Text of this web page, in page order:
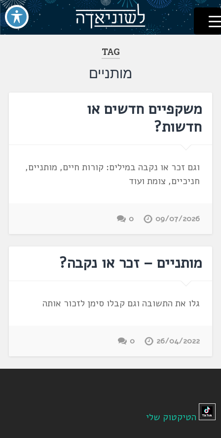
דלג
לתוכן
לשוניאדה
עברית. לשון. שפה
TAG
מותניים
משקפיים חדשים או
חדשות?
וגם זכר או נקבה במילים: קורות חיים, מותניים,
חניכיים, צומת ועוד
09/07/2026
0
מותניים – זכר או נקבה?
גלו את התשובה וגם קבלו סימן לזכור אותה
26/04/2022
0
הטיקטוק שלי